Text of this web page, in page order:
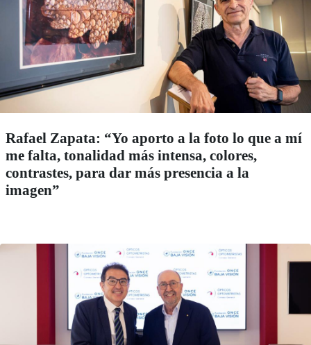
Rafael Zapata: “Yo aporto a la foto lo que a mí
me falta, tonalidad más intensa, colores,
contrastes, para dar más presencia a la
imagen”